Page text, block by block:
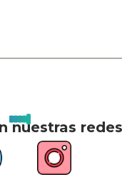
nuestras redes